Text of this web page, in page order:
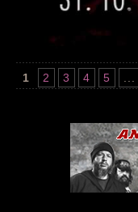
1 2 3 4 5